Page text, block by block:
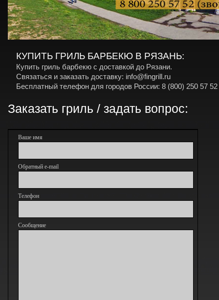
КУПИТЬ ГРИЛЬ БАРБЕКЮ В РЯЗАНЬ:
Купить гриль барбекю с доставкой до Рязани.
Связаться и заказать доставку: info@fingrill.ru
Бесплатный телефон для городов России: 8 (800) 250 57 52
Заказать гриль / задать вопрос:
Ваше имя
Обратный e-mail
Телефон
Сообщение